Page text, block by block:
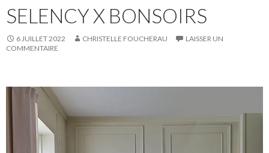
SELENCY X BONSOIRS
6 JUILLET 2022 CHRISTELLE FOUCHERAU
LAISSER UN
COMMENTAIRE